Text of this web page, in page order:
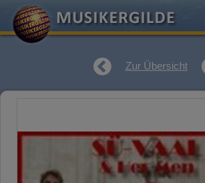
Zur Übersicht